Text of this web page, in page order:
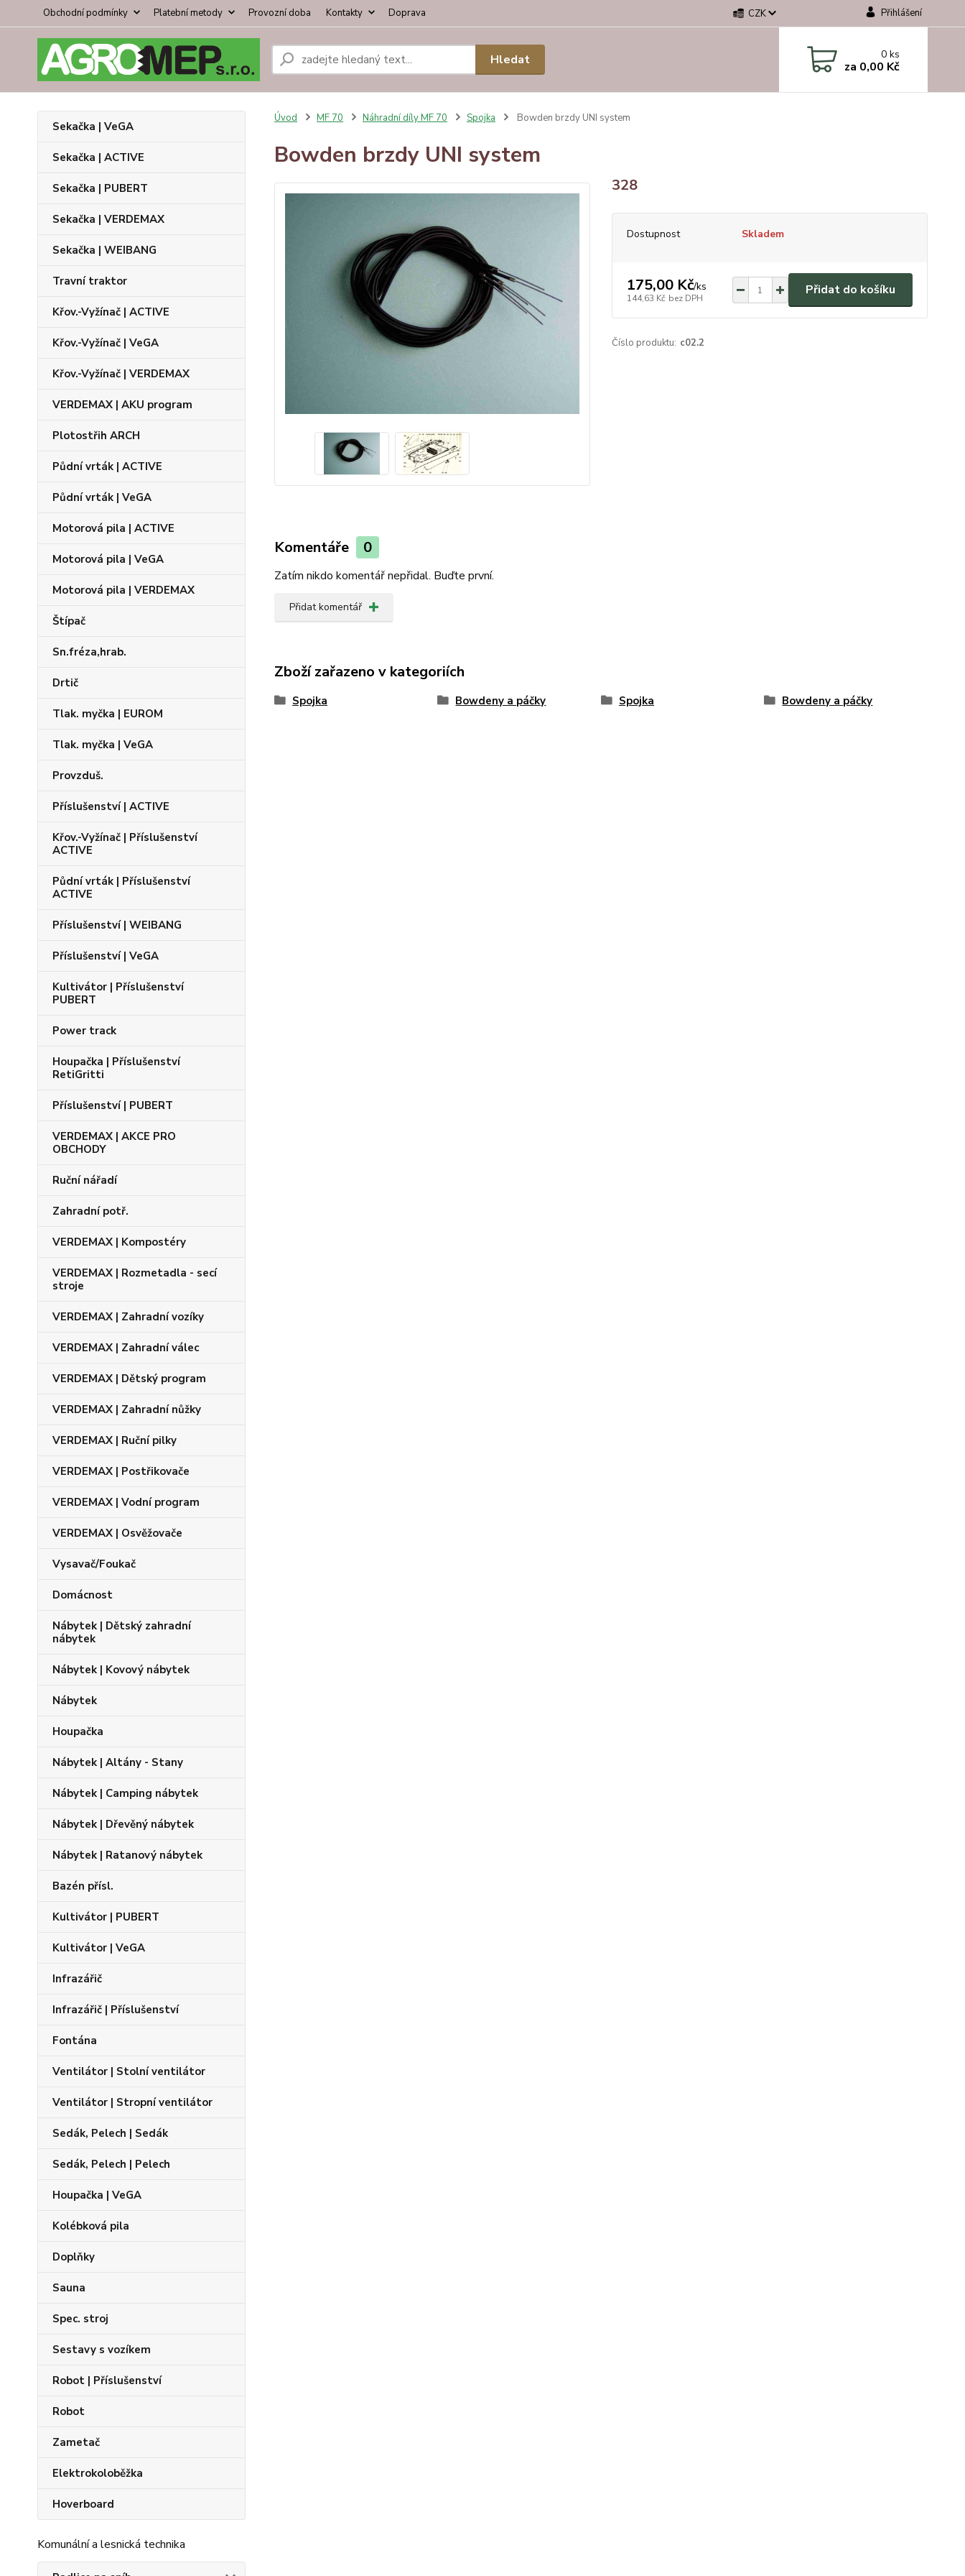
Obchodní podmínky Platební metody Provozní doba Kontakty Doprava CZK Přihlášení
Hledat 0ks
za 0,00 Kč
Sekačka | VeGA
Sekačka | ACTIVE
Sekačka | PUBERT
Sekačka | VERDEMAX
Sekačka | WEIBANG
Travní traktor
Křov.-Vyžínač | ACTIVE
Křov.-Vyžínač | VeGA
Křov.-Vyžínač | VERDEMAX
VERDEMAX | AKU program
Plotostřih ARCH
Půdní vrták | ACTIVE
Půdní vrták | VeGA
Motorová pila | ACTIVE
Motorová pila | VeGA
Motorová pila | VERDEMAX
Štípač
Sn.fréza,hrab.
Drtič
Tlak. myčka | EUROM
Tlak. myčka | VeGA
Provzduš.
Příslušenství | ACTIVE
Křov.-Vyžínač | Příslušenství
ACTIVE
Půdní vrták | Příslušenství
ACTIVE
Příslušenství | WEIBANG
Příslušenství | VeGA
Kultivátor | Příslušenství
PUBERT
Power track
Houpačka | Příslušenství
RetiGritti
Příslušenství | PUBERT
VERDEMAX | AKCE PRO
OBCHODY
Ruční nářadí
Zahradní potř.
VERDEMAX | Kompostéry
VERDEMAX | Rozmetadla - secí
stroje
VERDEMAX | Zahradní vozíky
VERDEMAX | Zahradní válec
VERDEMAX | Dětský program
VERDEMAX | Zahradní nůžky
VERDEMAX | Ruční pilky
VERDEMAX | Postřikovače
VERDEMAX | Vodní program
VERDEMAX | Osvěžovače
Vysavač/Foukač
Domácnost
Nábytek | Dětský zahradní
nábytek
Nábytek | Kovový nábytek
Nábytek
Houpačka
Nábytek | Altány - Stany
Nábytek | Camping nábytek
Nábytek | Dřevěný nábytek
Nábytek | Ratanový nábytek
Bazén přísl.
Kultivátor | PUBERT
Kultivátor | VeGA
Infrazářič
Infrazářič | Příslušenství
Fontána
Ventilátor | Stolní ventilátor
Ventilátor | Stropní ventilátor
Sedák, Pelech | Sedák
Sedák, Pelech | Pelech
Houpačka | VeGA
Kolébková pila
Doplňky
Sauna
Spec. stroj
Sestavy s vozíkem
Robot | Příslušenství
Robot
Zametač
Elektrokoloběžka
Hoverboard
Komunální a lesnická technika
Úvod MF 70 Náhradní díly MF 70 Spojka Bowden brzdy UNI system
Bowden brzdy UNI system
328
Dostupnost Skladem
175,00 Kč/ks
144,63 Kč bez DPH
Přidat do košíku
Číslo produktu: c02.2
Komentáře 0
Zatím nikdo komentář nepřidal. Buďte první.
Přidat komentář
Zboží zařazeno v kategoriích
Spojka Bowdeny a páčky Spojka Bowdeny a páčky